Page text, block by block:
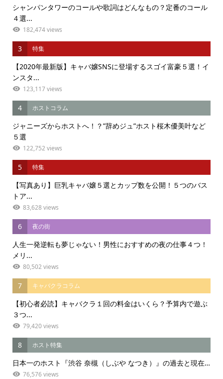
シャンパンタワーのコールや歌詞はどんなもの？定番のコール
４選...
182,474 views
3 特集
【2020年最新版】キャバ嬢SNSに登場するスゴイ富豪５選！イ
ンスタ...
123,117 views
4 ホストコラム
ジャニーズからホストへ！？”辞めジュ”ホスト桜木優美叶など
５選
122,752 views
5 特集
【写真あり】巨乳キャバ嬢５選とカップ数を公開！５つのバス
トア...
83,628 views
6 夜の街
人生一発逆転も夢じゃない！男性におすすめの夜の仕事４つ！
メリ...
80,502 views
7 キャバクラコラム
【初心者必読】キャバクラ１回の料金はいくら？予算内で遊ぶ
３つ...
79,420 views
8 ホスト特集
日本一のホスト『渋谷 奈槻（しぶや なつき）』の過去と現在…
76,576 views